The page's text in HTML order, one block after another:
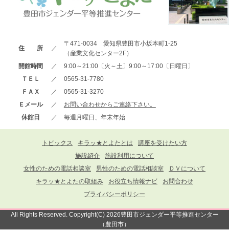
住 所 ／
〒471-0034 愛知県豊田市小坂本町1-25
（産業文化センター2F）
開館時間
／
9:00～21:00〔火～土〕9:00～17:00〔日曜日〕
ＴＥＬ
／
0565-31-7780
ＦＡＸ
／
0565-31-3270
Ｅメール
／
お問い合わせからご連絡下さい。
休館日
／ 毎週月曜日、年末年始
トピックス キラッ★とよたとは
講座を受けたい方
施設紹介
施設利用について
女性のための電話相談室
男性のための電話相談室
ＤＶについて
キラッ★とよたの取組み
お役立ち情報ナビ
お問合わせ
プライバシーポリシー
All Rights Reserved. Copyright(C) 2026豊田市ジェンダー平等推進センター
（豊田市）